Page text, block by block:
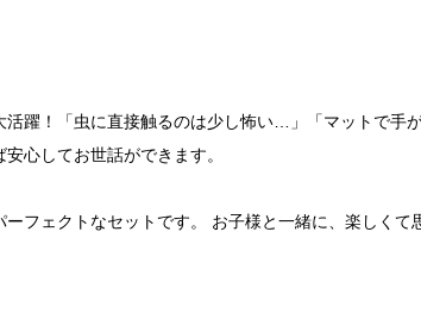
躍！「虫に直接触るのは少し怖い…」「マットで手
心してお世話ができます。
フェクトなセットです。 お子様と一緒に、楽しくて